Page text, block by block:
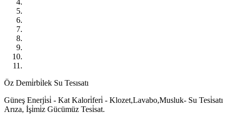
Öz Demi̇rbi̇lek Su Tesısatı
Güneş Enerji̇si̇ - Kat Kalori̇feri̇ - Klozet,Lavabo,Musluk- Su Tesi̇satı
Arıza, İşi̇mi̇z Gücümüz Tesi̇sat.